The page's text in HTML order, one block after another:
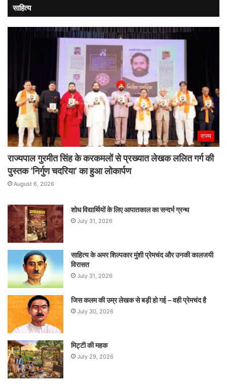
साहित्य
राज्य
राज्यपाल गुरमीत सिंह के करकमलों से प्रख्यात लेखक ललित गर्ग की
पुस्तक ‘निर्गुण चदरिया’ का हुआ लोकार्पण
August 6, 2026
शोध विद्यार्थियों के लिए आपातकाल का सन्दर्भ ग्रन्थ
July 31, 2026
साहित्य के अमर शिल्पकार मुंशी प्रेमचंद और उनकी कालजयी
विरासत
July 31, 2026
जिस कलम की उम्र लेखक से बड़ी हो गई – वही प्रेमचंद है
July 30, 2026
मिट्टी की महक
July 29, 2026